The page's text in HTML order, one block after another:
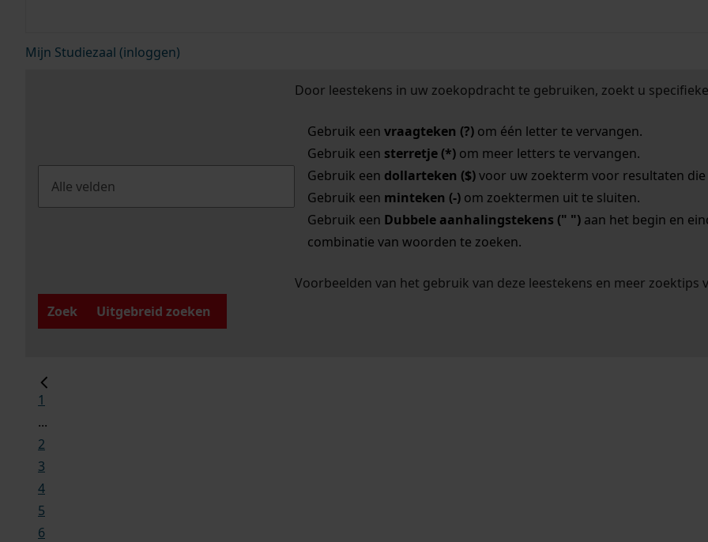
Mijn Studiezaal (inloggen)
Door leestekens in uw zoekopdracht te gebruiken, zoekt u
Gebruik een vraagteken (?)om één letter te vervangen.
Gebruik een sterretje (*)om meer letters te vervangen.
Gebruik een dollarteken ($)voor uw zoekterm voor resultaten die
Gebruik een minteken (-)om zoektermen uit te sluiten.
Gebruik een Dubbele aanhalingstekens (" ")aan het begin en
combinatie van woorden te zoeken.
Voorbeelden van het gebruik van deze leestekens en meer zoektips
Zoek
Uitgebreid zoeken
1
...
2
3
4
5
6